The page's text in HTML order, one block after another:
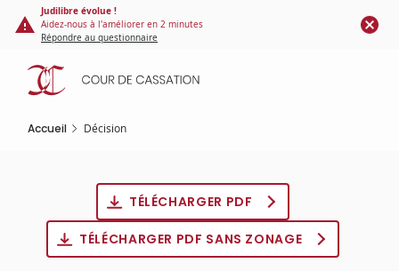
Panneau de gestion des cookies
contenu
principal
Judilibre évolue !
Aidez-nous à l'améliorer en 2 minutes
Répondre au questionnaire
Accueil Décision
TÉLÉCHARGER PDF
TÉLÉCHARGER PDF SANS ZONAGE